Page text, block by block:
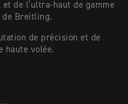
et de l’ultra-haut de gamme
de Breitling.
de précision et de
haute volée.